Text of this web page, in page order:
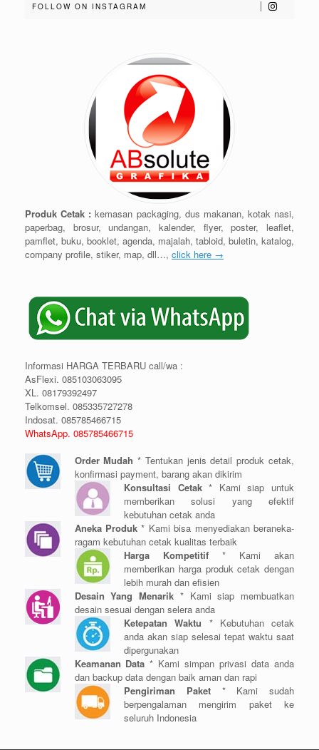
FOLLOW ON INSTAGRAM
Produk Cetak : kemasan packaging, dus makanan, kotak nasi,
paperbag, brosur, undangan, kalender, flyer, poster, leaflet,
pamflet, buku, booklet, agenda, majalah, tabloid, buletin, katalog,
company profile, stiker, map, dll…, click here →
Informasi HARGA TERBARU call/wa :
AsFlexi. 085103063095
XL. 08179392497
Telkomsel. 085335727278
Indosat. 085785466715
WhatsApp. 085785466715
Order Mudah * Tentukan jenis detail produk cetak,
konfirmasi payment, barang akan dikirim
Konsultasi Cetak* Kami siap untuk
memberikan solusi yang efektif
kebutuhan cetak anda
Aneka Produk* Kami bisa menyediakan beraneka-
ragam kebutuhan cetak kualitas terbaik
Harga Kompetitif * Kami akan
memberikan harga produk cetak dengan
lebih murah dan efisien
Desain Yang Menarik * Kami siap membuatkan
desain sesuai dengan selera anda
Ketepatan Waktu * Kebutuhan cetak
anda akan siap selesai tepat waktu saat
dipergunakan
Keamanan Data * Kami simpan privasi data anda
dan backup data dengan baik aman dan rapi
Pengiriman Paket* Kami sudah
berpengalaman mengirim paket ke
seluruh Indonesia